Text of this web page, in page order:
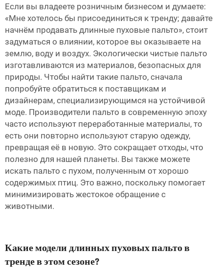
Если вы владеете розничным бизнесом и думаете:
«Мне хотелось бы присоединиться к тренду; давайте
начнём продавать длинные пуховые пальто», стоит
задуматься о влиянии, которое вы оказываете на
землю, воду и воздух. Экологически чистые пальто
изготавливаются из материалов, безопасных для
природы. Чтобы найти такие пальто, сначала
попробуйте обратиться к поставщикам и
дизайнерам, специализирующимся на устойчивой
моде. Производители пальто в современную эпоху
часто используют переработанные материалы, то
есть они повторно используют старую одежду,
превращая её в новую. Это сокращает отходы, что
полезно для нашей планеты. Вы также можете
искать пальто с пухом, полученным от хорошо
содержимых птиц. Это важно, поскольку помогает
минимизировать жестокое обращение с
животными.
Какие модели длинных пуховых пальто в
тренде в этом сезоне?